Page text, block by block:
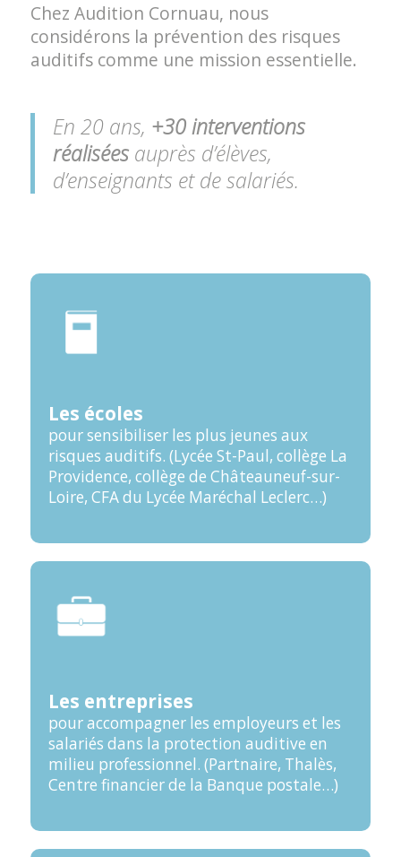
Chez Audition Cornuau, nous
considérons la prévention des risques
auditifs comme une mission essentielle.
En 20 ans, +30 interventions
réaliséesauprès d’élèves,
d’enseignants et de salariés.
Les écoles
pour sensibiliser les plus jeunes aux
risques auditifs. (Lycée St-Paul, collège La
Providence, collège de Châteauneuf-sur-
Loire, CFA du Lycée Maréchal Leclerc…)
Les entreprises
pour accompagner les employeurs et les
salariés dans la protection auditive en
milieu professionnel. (Partnaire, Thalès,
Centre financier de la Banque postale…)